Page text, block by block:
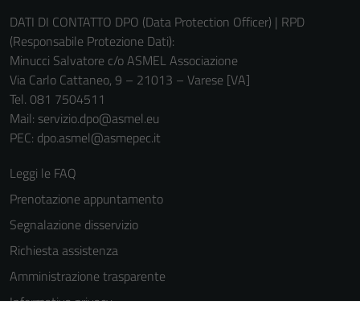
DATI DI CONTATTO DPO (Data Protection Officer) | RPD
(Responsabile Protezione Dati):
Minucci Salvatore c/o ASMEL Associazione
Via Carlo Cattaneo, 9 – 21013 – Varese [VA]
Tel. 081 7504511
Mail: servizio.dpo@asmel.eu
PEC: dpo.asmel@asmepec.it
Leggi le FAQ
Prenotazione appuntamento
Segnalazione disservizio
Richiesta assistenza
Amministrazione trasparente
Informativa privacy